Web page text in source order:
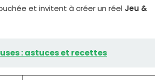
et invitent à créer un réel Jeu &
: astuces et recettes